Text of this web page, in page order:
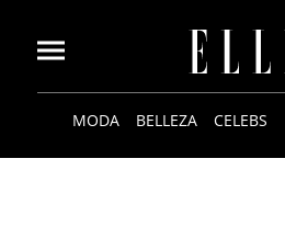
MODA BELLEZA CELEBS